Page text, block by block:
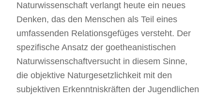
Naturwissenschaft verlangt heute ein neues
Denken, das den Menschen als Teil eines
umfassenden Relationsgefüges versteht. Der
spezifische Ansatz der goetheanistischen
Naturwissenschaftversucht in diesem Sinne,
die objektive Naturgesetzlichkeit mit den
subjektiven Erkenntniskräften der Jugendlichen